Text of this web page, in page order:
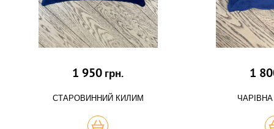
1 950 грн.
СТАРОВИННИЙ КИЛИМ
КУПИТЬ
1